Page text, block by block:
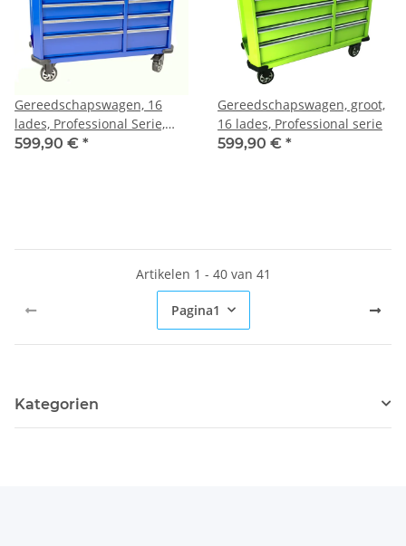
Gereedschapswagen, 16
lades, Professional Serie,
blauw
599,90 € *
Gereedschapswagen, groot,
16 lades, Professional serie
599,90 € *
Artikelen 1 - 40 van 41
Pagina1
Kategorien